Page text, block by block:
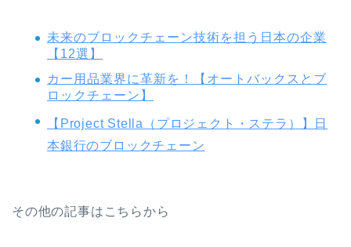
未来のブロックチェーン技術を担う日本の企業
【12選】
カー用品業界に革新を！【オートバックスとブ
ロックチェーン】
【Project Stella（プロジェクト・ステラ）】日
本銀行のブロックチェーン
その他の記事はこちらから